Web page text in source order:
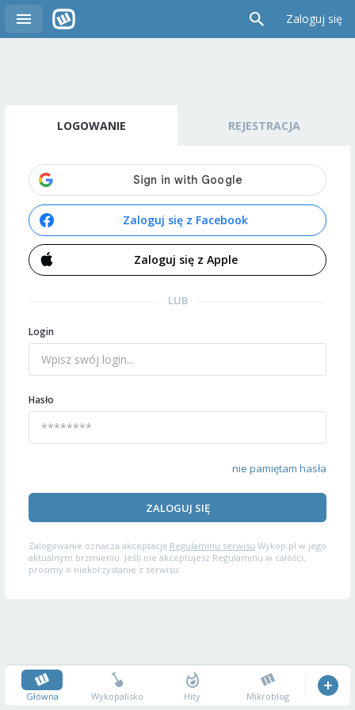
Zaloguj się
LOGOWANIE REJESTRACJA
Zaloguj się z Facebook
Zaloguj się z Apple
LUB
Login
Hasło
nie pamiętam hasła
ZALOGUJ SIĘ
Zalogowanie oznacza akceptację Regulaminu serwisu Wykop.pl w jego
aktualnym brzmieniu. Jeśli nie akceptujesz Regulaminu w całości,
prosimy o niekorzystanie z serwisu.
Główna Wykopalisko Hity Mikroblog